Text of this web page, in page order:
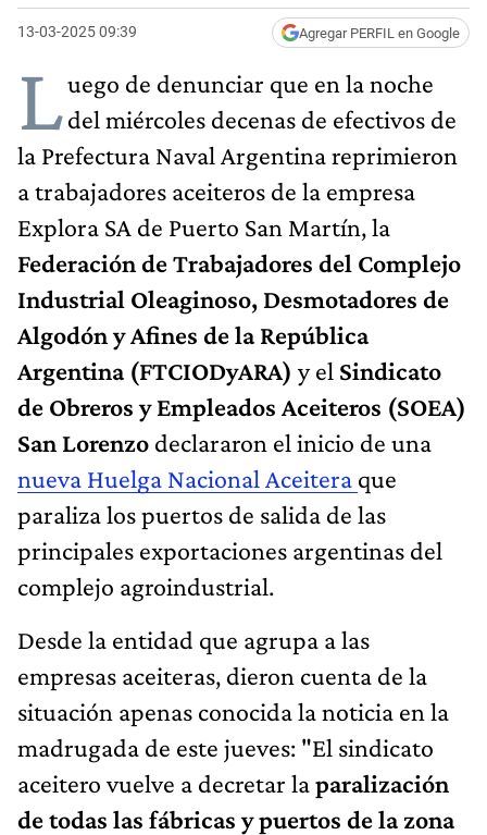
13-03-2025 09:39 Agregar PERFIL en Google
Luego de denunciar que en la noche
del miércoles decenas de efectivos de
la Prefectura Naval Argentina reprimieron
a trabajadores aceiteros de la empresa
Explora SA de Puerto San Martín, la
Federación de Trabajadores del Complejo
Industrial Oleaginoso, Desmotadores de
Algodón y Afines de la República
Argentina (FTCIODyARA) y el Sindicato
de Obreros y Empleados Aceiteros (SOEA)
San Lorenzo declararon el inicio de una
nueva Huelga Nacional Aceitera que
paraliza los puertos de salida de las
principales exportaciones argentinas del
complejo agroindustrial.
Desde la entidad que agrupa a las
empresas aceiteras, dieron cuenta de la
situación apenas conocida la noticia en la
madrugada de este jueves: "El sindicato
aceitero vuelve a decretar laparalización
de todas las fábricas y puertos de la zona